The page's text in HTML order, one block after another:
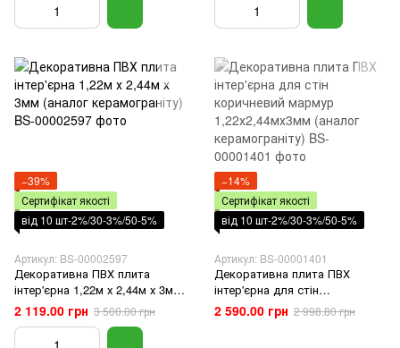
−39%
Сертифікат якості
від 10 шт-2%/30-3%/50-5%
Артикул: BS-00002597
Декоративна ПВХ плита
інтер'єрна 1,22м х 2,44м х 3мм
(аналог керамограніту)
2 119.00 грн 3 500.00 грн
−14%
Сертифікат якості
від 10 шт-2%/30-3%/50-5%
Артикул: BS-00001401
Декоративна плита ПВХ
інтер'єрна для стін
коричневий мармур
1,22х2,44мх3мм (аналог
2 590.00 грн 2 998.80 грн